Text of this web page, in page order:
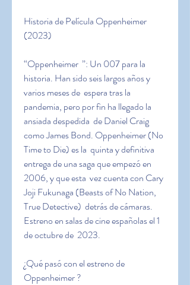
Historia de Película Oppenheimer
(2023)
“Oppenheimer  ”: Un 007 para la
historia. Han sido seis largos años y
varios meses de  espera tras la
pandemia, pero por fin ha llegado la
ansiada despedida  de Daniel Craig
como James Bond. Oppenheimer (No
Time to Die) es la  quinta y definitiva
entrega de una saga que empezó en
2006, y que esta  vez cuenta con Cary
Joji Fukunaga (Beasts of No Nation,
True Detective)  detrás de cámaras.
Estreno en salas de cine españolas el 1
de octubre de  2023.
¿Qué pasó con el estreno de
Oppenheimer ?